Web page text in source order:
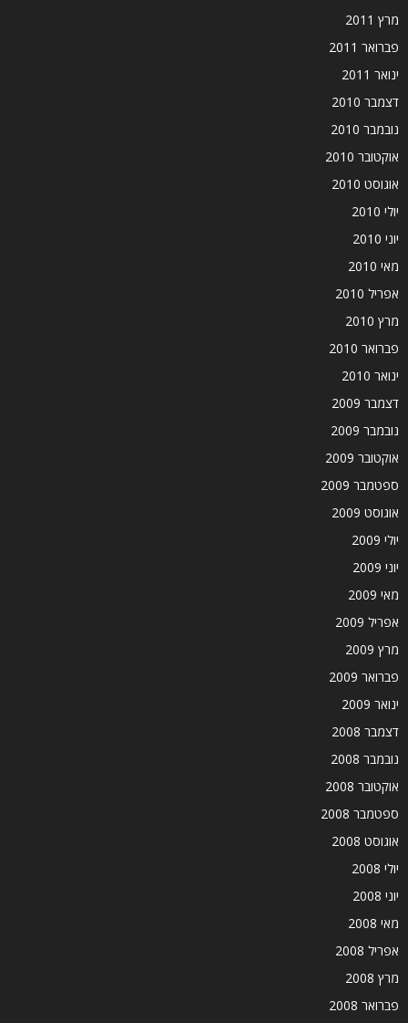
מרץ 2011
פברואר 2011
ינואר 2011
דצמבר 2010
נובמבר 2010
אוקטובר 2010
אוגוסט 2010
יולי 2010
יוני 2010
מאי 2010
אפריל 2010
מרץ 2010
פברואר 2010
ינואר 2010
דצמבר 2009
נובמבר 2009
אוקטובר 2009
ספטמבר 2009
אוגוסט 2009
יולי 2009
יוני 2009
מאי 2009
אפריל 2009
מרץ 2009
פברואר 2009
ינואר 2009
דצמבר 2008
נובמבר 2008
אוקטובר 2008
ספטמבר 2008
אוגוסט 2008
יולי 2008
יוני 2008
מאי 2008
אפריל 2008
מרץ 2008
פברואר 2008